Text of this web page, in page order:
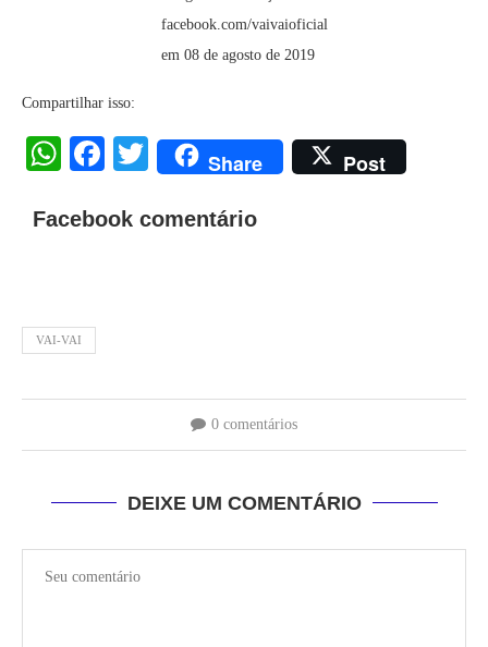
facebook.com/vaivaioficial
em 08 de agosto de 2019
Compartilhar isso:
WhatsApp
Facebook
Twitter
Share Post
Facebook comentário
VAI-VAI
0 comentários
DEIXE UM COMENTÁRIO